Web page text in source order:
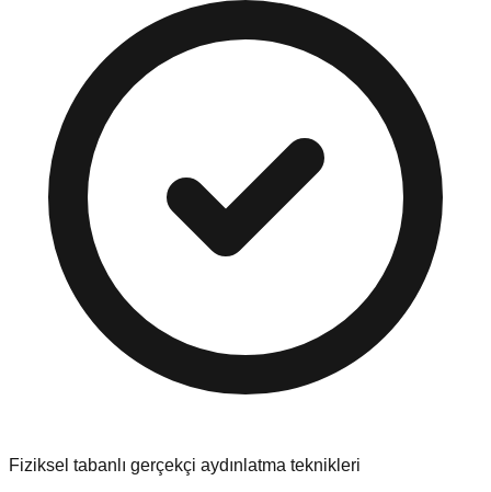
Fiziksel tabanlı gerçekçi aydınlatma teknikleri